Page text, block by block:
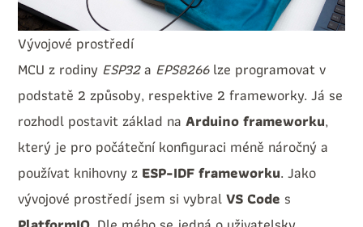
Vývojové prostředí
MCU z rodiny ESP32a EPS8266lze programovat v
podstatě 2 způsoby, respektive 2 frameworky. Já se
rozhodl postavit základ naArduino frameworku,
který je pro počáteční konfiguraci méně náročný a
používat knihovny z ESP-IDF frameworku. Jako
vývojové prostředí jsem si vybralVS Code s